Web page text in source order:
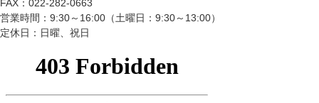
FAX：022-282-0663
営業時間：9:30～16:00（土曜日：9:30～13:00）
定休日：日曜、祝日